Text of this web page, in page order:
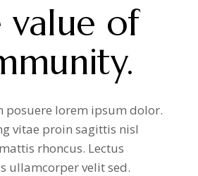
value of
posuere lorem ipsum dolor.
vitae proin sagittis nisl
rhoncus. Lectus
ullamcorper velit sed.